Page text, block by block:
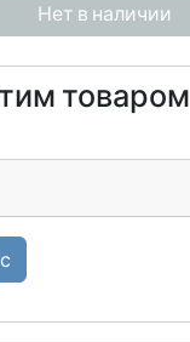
Нет в наличии
товаром